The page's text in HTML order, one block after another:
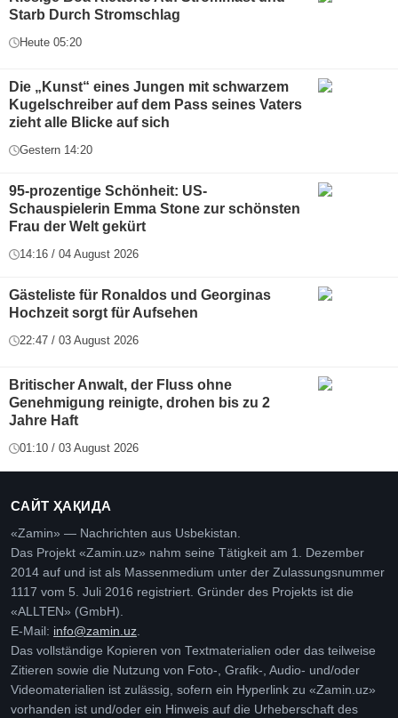
Starb Durch Stromschlag
Heute 05:20
Die „Kunst“ eines Jungen mit schwarzem
Kugelschreiber auf dem Pass seines Vaters
zieht alle Blicke auf sich
Gestern 14:20
95-prozentige Schönheit: US-
Schauspielerin Emma Stone zur schönsten
Frau der Welt gekürt
14:16 / 04 August 2026
Gästeliste für Ronaldos und Georginas
Hochzeit sorgt für Aufsehen
22:47 / 03 August 2026
Britischer Anwalt, der Fluss ohne
Genehmigung reinigte, drohen bis zu 2
Jahre Haft
01:10 / 03 August 2026
САЙТ ҲАҚИДА
«Zamin» — Nachrichten aus Usbekistan.
Das Projekt «Zamin.uz» nahm seine Tätigkeit am 1. Dezember
2014 auf und ist als Massenmedium unter der Zulassungsnummer
1117 vom 5. Juli 2016 registriert. Gründer des Projekts ist die
«ALLTEN» (GmbH).
E-Mail: info@zamin.uz.
Das vollständige Kopieren von Textmaterialien oder das teilweise
Zitieren sowie die Nutzung von Foto-, Grafik-, Audio- und/oder
Videomaterialien ist zulässig, sofern ein Hyperlink zu «Zamin.uz»
vorhanden ist und/oder ein Hinweis auf die Urheberschaft des